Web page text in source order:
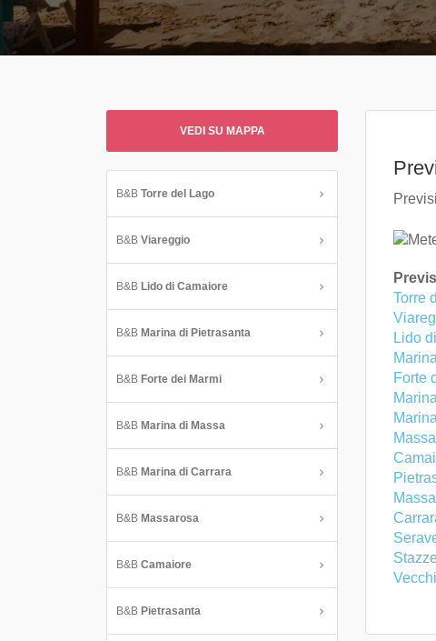
VEDI SU MAPPA
B&B Torre del Lago
B&B Viareggio
B&B Lido di Camaiore
B&B Marina di Pietrasanta
B&B Forte dei Marmi
B&B Marina di Massa
B&B Marina di Carrara
B&B Massarosa
B&B Camaiore
B&B Pietrasanta
Torre
Lido
Forte
Massa